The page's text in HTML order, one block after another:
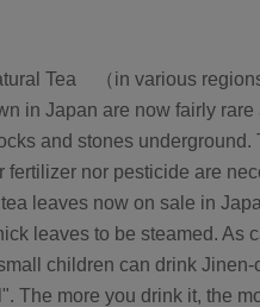
Tea （in various
in Japan are now fairly
and stones
fertilizer nor pesticide are
leaves now on sale in
leaves to be steamed.
children can drink Jinen-
The more you drink it, the